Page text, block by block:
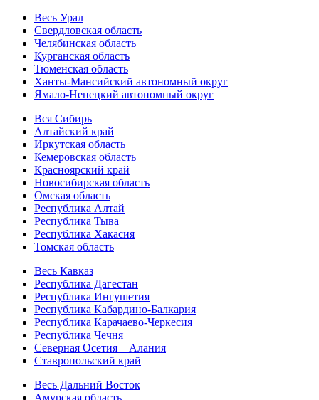
Весь Урал
Свердловская область
Челябинская область
Курганская область
Тюменская область
Ханты-Мансийский автономный округ
Ямало-Ненецкий автономный округ
Вся Сибирь
Алтайский край
Иркутская область
Кемеровская область
Красноярский край
Новосибирская область
Омская область
Республика Алтай
Республика Тыва
Республика Хакасия
Томская область
Весь Кавказ
Республика Дагестан
Республика Ингушетия
Республика Кабардино-Балкария
Республика Карачаево-Черкесия
Республика Чечня
Северная Осетия – Алания
Ставропольский край
Весь Дальний Восток
Амурская область